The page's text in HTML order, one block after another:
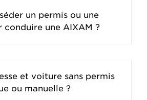
un permis ou une
conduire une AIXAM ?
et voiture sans permis
ou manuelle ?